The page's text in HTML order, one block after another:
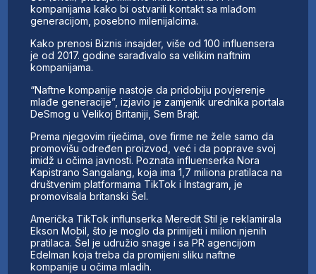
AKTIVNOSTI
SWOT INTERVJU
UČLANI SE
KONTAKT
kompanijama kako bi ostvarili kontakt sa mlađom
generacijom, posebno milenijalcima.
Kako prenosi Biznis insajder, više od 100 influensera
je od 2017. godine sarađivalo sa velikim naftnim
kompanijama.
“Naftne kompanije nastoje da pridobiju povjerenje
mlađe generacije”, izjavio je zamjenik urednika portala
DeSmog u Velikoj Britaniji, Sem Brajt.
Prema njegovim riječima, ove firme ne žele samo da
promovišu određen proizvod, već i da poprave svoj
imidž u očima javnosti. Poznata influenserka Nora
Kapistrano Sangalang, koja ima 1,7 miliona pratilaca na
društvenim platformama TikTok i Instagram, je
promovisala britanski Šel.
Američka TikTok influnserka Meredit Stil je reklamirala
Ekson Mobil, što je moglo da primijeti i milion njenih
pratilaca. Šel je udružio snage i sa PR agencijom
Edelman koja treba da promijeni sliku naftne
kompanije u očima mladih.